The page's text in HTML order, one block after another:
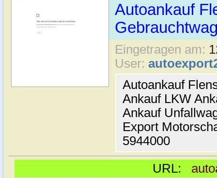
Autoankauf
Eingetragen am:
User:
Autoankauf
Ankauf LKW
Ankauf
Export
5944000
URL: